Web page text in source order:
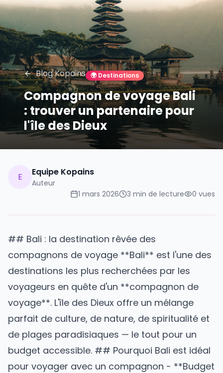
Blog Kopains 🌍 Destinations
Compagnon de voyage Bali
: trouver un partenaire pour
l'île des Dieux
E Equipe Kopains
Auteur
1 mars 2026
3 min de lecture 0 vues
## Bali : la destination rêvée des
compagnons de voyage **Bali** est l'une des
destinations les plus recherchées par les
voyageurs en quête d'un **compagnon de
voyage**. L'île des Dieux offre un mélange
parfait de culture, de nature, de spiritualité et
de plages paradisiaques — le tout pour un
budget accessible. ## Pourquoi Bali est idéal
pour voyager avec un compagnon - **Budget